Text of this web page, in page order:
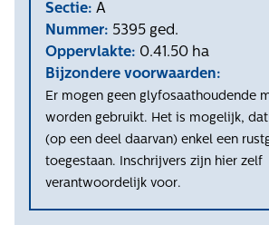
Sectie: A
Nummer: 5395 ged.
Oppervlakte: 0.41.50 ha
Bijzondere voorwaarden:
Er mogen geen glyfosaathoudende
worden gebruikt. Het is mogelijk,
(op een deel daarvan) enkel een
toegestaan. Inschrijvers zijn hier zelf
verantwoordelijk voor.